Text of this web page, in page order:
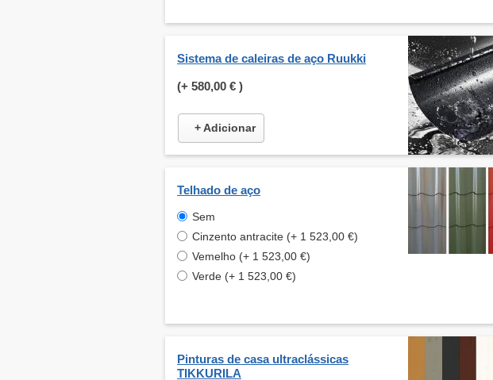
Sistema de caleiras de aço Ruukki
(+ 580,00 € )
+ Adicionar
Telhado de aço
Sem
Cinzento antracite (+ 1 523,00 €)
Vemelho (+ 1 523,00 €)
Verde (+ 1 523,00 €)
Pinturas de casa ultraclássicas
TIKKURILA